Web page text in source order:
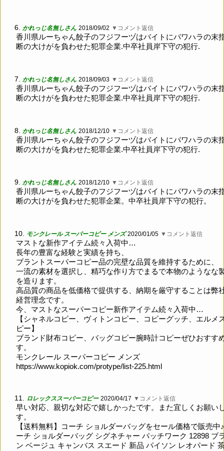
6. かれっじ名無しさん 2018/09/02 ▼コメント返信
香川県ルーちゃん餃子のフジフーヅはバイトにパワハラの末
断の大けがを負わせた犯罪企業.中卒社員岸下守の犯行.
7. かれっじ名無しさん 2018/09/03 ▼コメント返信
香川県ルーちゃん餃子のフジフーヅはバイトにパワハラの末
断の大けがを負わせた犯罪企業.中卒社員岸下守の犯行.
8. かれっじ名無しさん 2018/12/10 ▼コメント返信
香川県ルーちゃん餃子のフジフーヅはバイトにパワハラの末
断の大けがを負わせた犯罪企業.中卒社員岸下守の犯行.
9. かれっじ名無しさん 2018/12/10 ▼コメント返信
香川県ルーちゃん餃子のフジフーヅはバイトにパワハラの末
断の大けがを負わせた犯罪企業。中卒社員岸下守の犯行。
10. モンクレール スーパーコピー メンズ 2020/01/05 ▼コメント返信
マストな新作アイテム続々入荷中…
長年の豊富な経験と実績を持ち、
ブラントスーパーコピー品の完壁な品質を維持するために、
一流の素材を選択し、精巧な作り方でまるで本物のようなな
を造ります。
高品質の商品を低価格で提供する、納期を厳守することは弊
経営理念です。
今、マストなスーパーコピー新作アイテム続々入荷中…
【シャネルコピー、ヴィトンコピー、コピーグッチ、エルメ
ピー】
ブランド財布コピー、バッグコピー腕時計コピーぜひおすす
す。
モンクレール スーパーコピー メンズ
https://www.kopiok.com/protype/list-225.html
11. ロレックススーパーコピー 2020/04/17 ▼コメント返信
早い対応、親切な対応で嬉しかったです。また宜しくお願い
す。
【送料無料】コーチ ショルダーバッグをセール価格で販売中
ーチ ショルダーバッグ シグネチャー パッチワーク 12898 ブ
ン ベージュ キャンバス スエード 新品 パイソン レオパード